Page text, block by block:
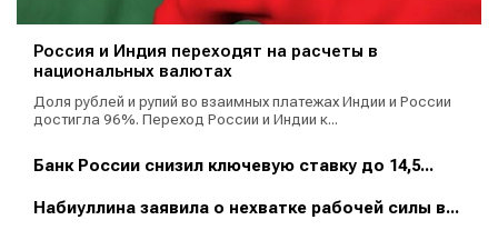
Россия и Индия переходят на расчеты в
национальных валютах
Доля рублей и рупий во взаимных платежах Индии и России
достигла 96%. Переход России и Индии к...
Банк России снизил ключевую ставку до 14,5...
Набиуллина заявила о нехватке рабочей силы в...